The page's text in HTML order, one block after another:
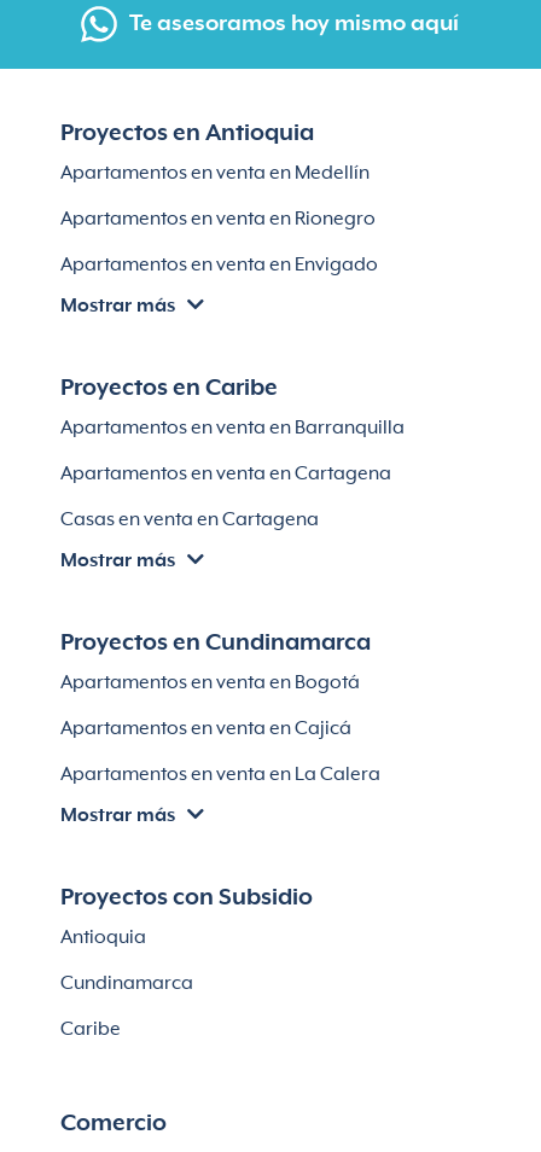
Te asesoramos hoy mismo aquí
Proyectos en Antioquia
Apartamentos en venta en Medellín
Apartamentos en venta en Rionegro
Apartamentos en venta en Envigado
Apartamentos en venta en Itagüí
Apartamentos en venta en Bello
Mostrar más
Proyectos en Caribe
Apartamentos en venta en Barranquilla
Apartamentos en venta en Cartagena
Casas en venta en Cartagena
Villas en Cartagena
Apartamentos en venta en Soledad
Mostrar más
Proyectos en Cundinamarca
Apartamentos en venta en Bogotá
Apartamentos en venta en Cajicá
Apartamentos en venta en La Calera
Apartamentos en venta en Chía
Casas en Cajicá
Mostrar más
Proyectos con Subsidio
Antioquia
Cundinamarca
Caribe
Comercio